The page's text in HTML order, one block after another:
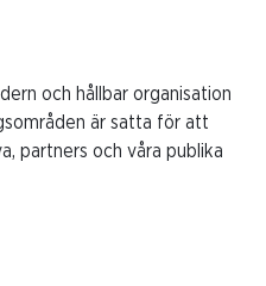
och hållbar organisation
är satta för att
partners och våra publika